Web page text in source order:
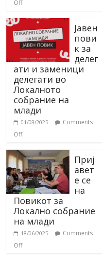
Off
Јавен
пови
к за
делег
ати и заменици
делегати во
Локалното
собрание на
млади
01/08/2025
Comments
Off
Приј
авет
е се
на
Повикот за
Локално собрание
на млади
18/06/2025
Comments
Off